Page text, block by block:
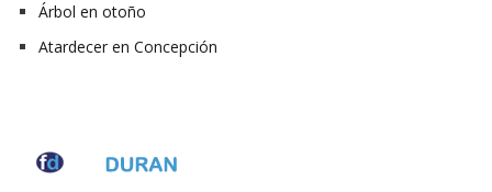
Árbol en otoño
Atardecer en Concepción